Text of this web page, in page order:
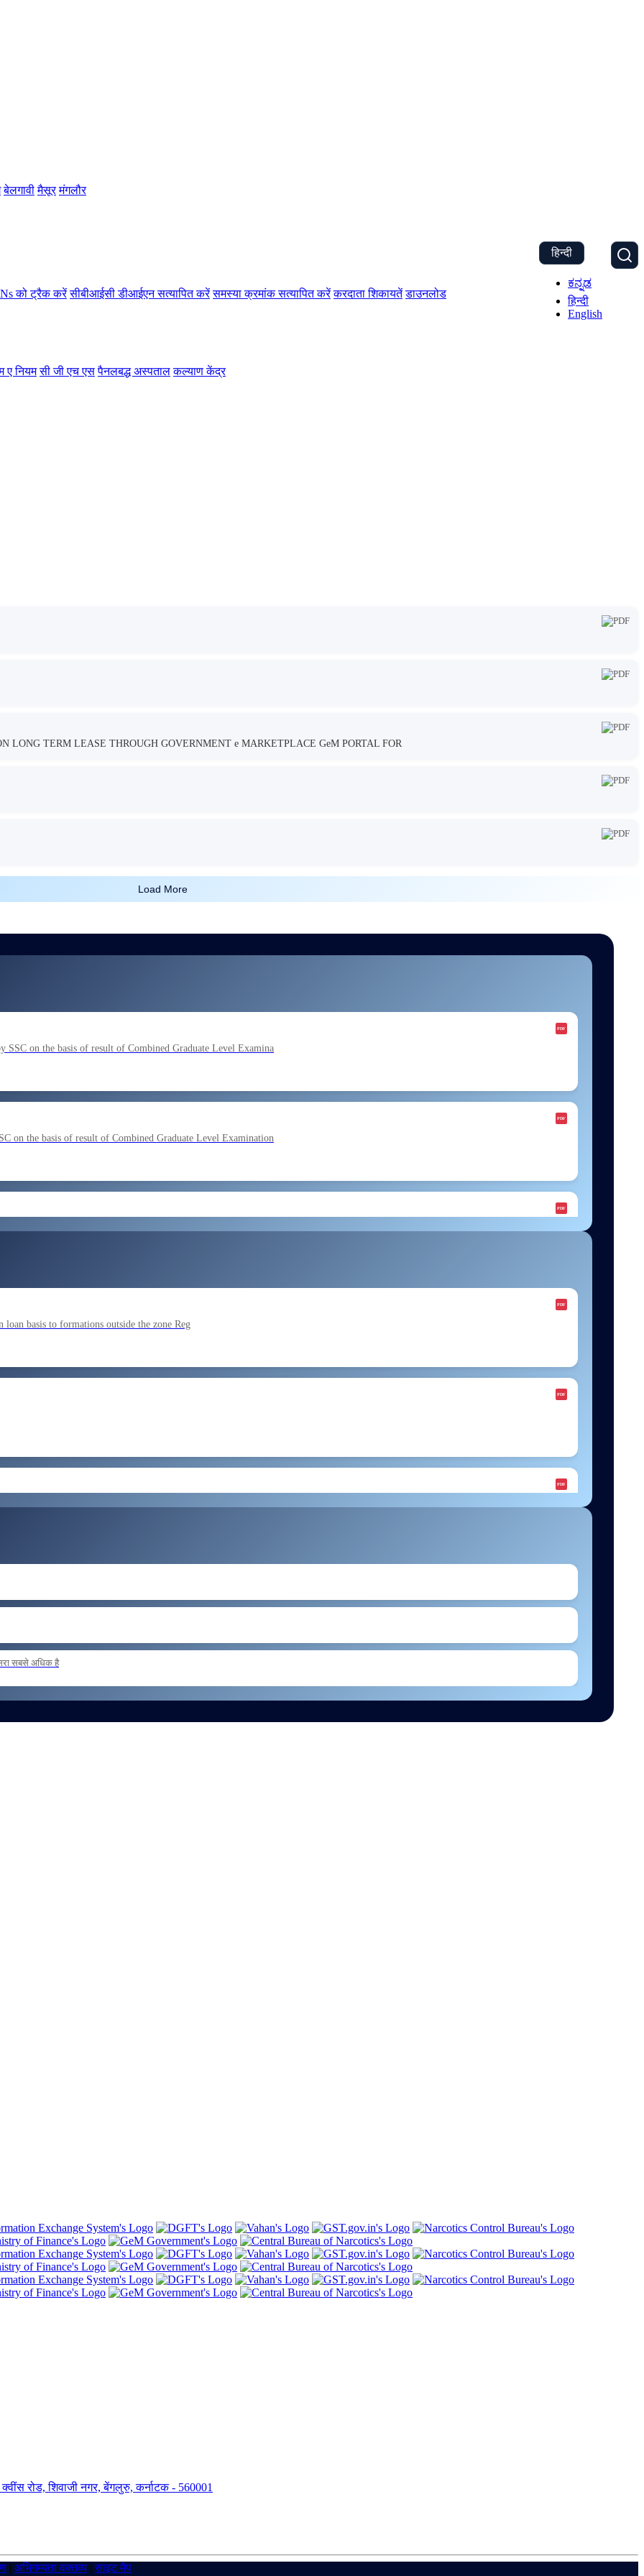
बेलगावी मैसूर मंगलौर
को ट्रैक करें सीबीआईसी डीआईएन सत्यापित करें समस्या क्रमांक सत्यापित करें करदाता शिकायतें डाउनलोड
ए नियम सी जी एच एस पैनलबद्ध अस्पताल कल्याण केंद्र
हिन्दी
ಕನ್ನಡ
हिन्दी
English
LONG TERM LEASE THROUGH GOVERNMENT e MARKETPLACE GeM PORTAL FOR
Load More
on the basis of result of Combined Graduate Level Examina
on the basis of result of Combined Graduate Level Examination
by SSC on the basis of result of CombIned Graduate Level E
on U hRM the basis of result of Combined Graduate Level E
basis to formations outside the zone Reg
POSTING OF INSPECTORS REG
सबसे अधिक है
रोड, शिवाजी नगर, बेंगलुरु, कर्नाटक - 560001
| अभिगम्यता वक्तव्य |साइट मैप